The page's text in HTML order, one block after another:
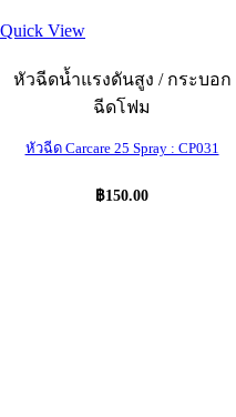
Quick View
หัวฉีดน้ำแรงดันสูง / กระบอก
ฉีดโฟม
หัวฉีด Carcare 25 Spray : CP031
฿150.00